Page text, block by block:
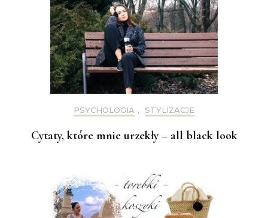
PSYCHOLOGIA , STYLIZACJE
Cytaty, które mnie urzekły – all black look